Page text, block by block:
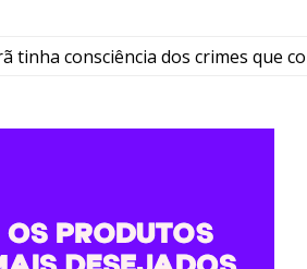
tinha consciência dos crimes que
a tornozeleira se apresenta